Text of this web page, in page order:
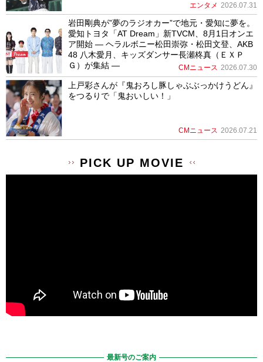
エンタメ 2026.07.31
岩田剛典が”夢のラジオカー”で地元・愛知に夢を。
愛知トヨタ「AT Dream」新TVCM、8月1日オンエ
ア開始 ― ヘラルボニー松田崇弥・松田文登、AKB
48 八木愛月、キッズダンサー長瀬柊真（ＥＸＰ
Ｇ）が集結 ―
CMニュース 2026.07.30
上戸彩さんが『鬼おろし豚しゃぶぶっかけうどん』
をつるりで「鬼おいしい！」
CMニュース 2026.07.21
PICK UP MOVIE
最新号のご案内